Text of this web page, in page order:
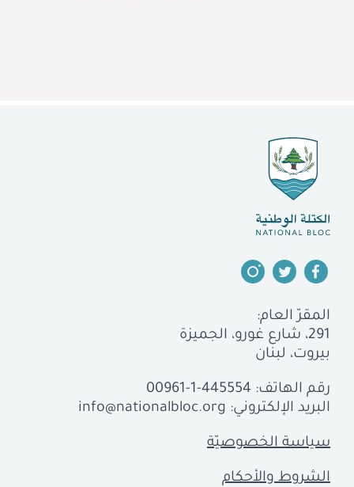
المقرّ العام:
291، شارع غورو، الجميزة
بيروت، لبنان
رقم الهاتف: 00961-1-445554
البريد الإلكتروني: info@nationalbloc.org
سياسة الخصوصيّة
الشروط والأحكام